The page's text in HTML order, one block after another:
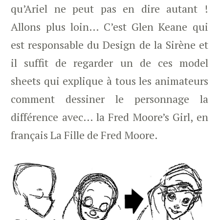
qu’Ariel ne peut pas en dire autant !
Allons plus loin… C’est Glen Keane qui
est responsable du Design de la Sirène et
il suffit de regarder un de ces model
sheets qui explique à tous les animateurs
comment dessiner le personnage la
différence avec… la Fred Moore’s Girl, en
français La Fille de Fred Moore.